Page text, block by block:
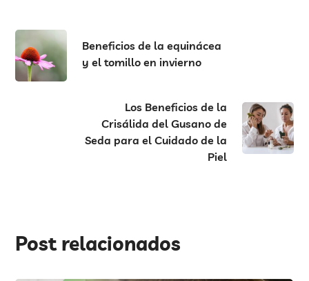
Beneficios de la equinácea
y el tomillo en invierno
Los Beneficios de la
Crisálida del Gusano de
Seda para el Cuidado de la
Piel
Post relacionados